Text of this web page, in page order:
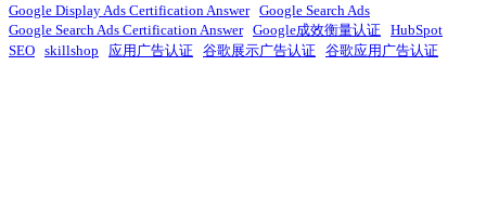
Google Display Ads Certification Answer Google Search Ads
Google Search Ads Certification Answer Google成效衡量认证 HubSpot
SEO skillshop 应用广告认证 谷歌展示广告认证 谷歌应用广告认证